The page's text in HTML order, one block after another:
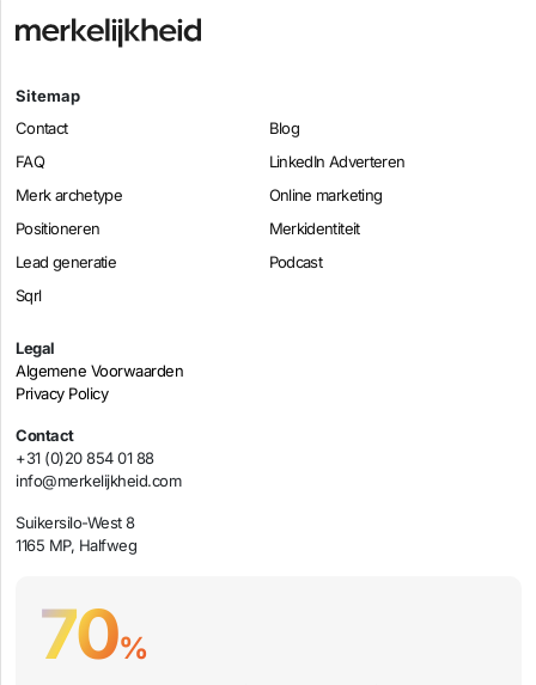
Sitemap
Contact
Blog
FAQ
LinkedIn Adverteren
Merk archetype
Online marketing
Positioneren
Merkidentiteit
Lead generatie
Podcast
Sqrl
Legal
Algemene Voorwaarden
Privacy Policy
Contact
+31 (0)20 854 01 88
info@merkelijkheid.com
Suikersilo-West 8
1165 MP, Halfweg
70%